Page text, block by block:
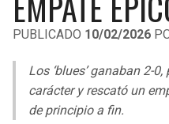
LIGA DE EXPANSIÓN MX
LEAGUES CUP
UEFA EUROPA LEAGUE
UEFA CONFERENCE LEAGUE
MLS
COPA LIBERTADORES
PUBLICADO 10/02/2026
Los ‘blues’ ganaban 2-
carácter y rescató un
de principio a fin.